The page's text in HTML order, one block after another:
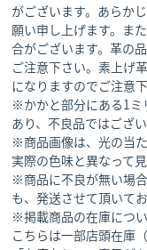
がございます。あらか
願い申し上げます。ま
合がございます。革の
ご注意下さい。素上げ
になりますのでご注意下
※かかと部分にある1ミ
あり、不良品ではござい
※商品画像は、光の当
実際の色味と異なって
※商品に不良が無い場
も、発送させて頂いて
※掲載商品の在庫につ
こちらは一部店頭在庫